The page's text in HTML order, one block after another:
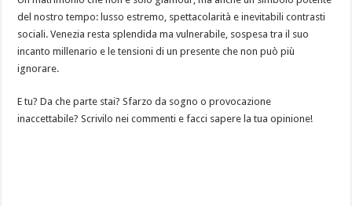
del nostro tempo: lusso estremo, spettacolarità e inevitabili contrasti
sociali. Venezia resta splendida ma vulnerabile, sospesa tra il suo
incanto millenario e le tensioni di un presente che non può più
ignorare.
E tu? Da che parte stai? Sfarzo da sogno o provocazione
inaccettabile? Scrivilo nei commenti e facci sapere la tua opinione!